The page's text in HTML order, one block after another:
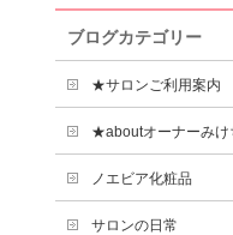
ブログカテゴリー
★サロンご利用案内
★aboutオーナーみけ
ノエビア化粧品
サロンの日常